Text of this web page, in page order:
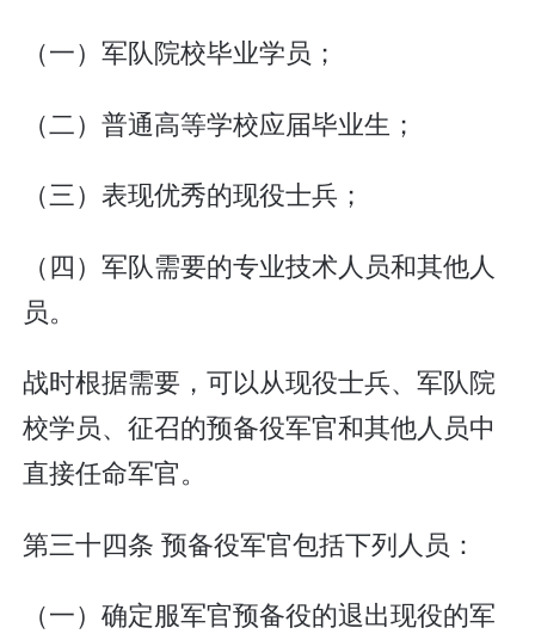
（一）军队院校毕业学员；
（二）普通高等学校应届毕业生；
（三）表现优秀的现役士兵；
（四）军队需要的专业技术人员和其他人
员。
战时根据需要，可以从现役士兵、军队院
校学员、征召的预备役军官和其他人员中
直接任命军官。
第三十四条 预备役军官包括下列人员：
（一）确定服军官预备役的退出现役的军